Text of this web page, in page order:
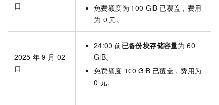
日
免费额度为 100 GiB 已覆盖，费用
为 0 元。
2025 年 9 月 02
日
24:00 前已备份块存储容量为 60
GiB。
免费额度 100 GiB 已覆盖，费用为
0 元。